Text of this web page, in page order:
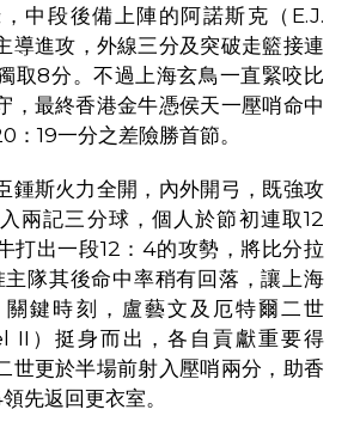
中段後備上陣的阿諾斯克（ E.J.
導進攻，外線三分及突破走籃接連
取8分。不過上海玄鳥一直緊咬比
，最終香港金牛憑侯天一壓哨命中
： 19一分之差險勝首節。
鍾斯火力全開，內外開弓，既強攻
兩記三分球，個人於節初連取12
打出一段12 ： 4的攻勢，將比分拉
主隊其後命中率稍有回落，讓上海
鍵時刻，盧藝文及厄特爾二世
II ）挺身而出，各自貢獻重要得
世更於半場前射入壓哨兩分，助香
領先返回更衣室。